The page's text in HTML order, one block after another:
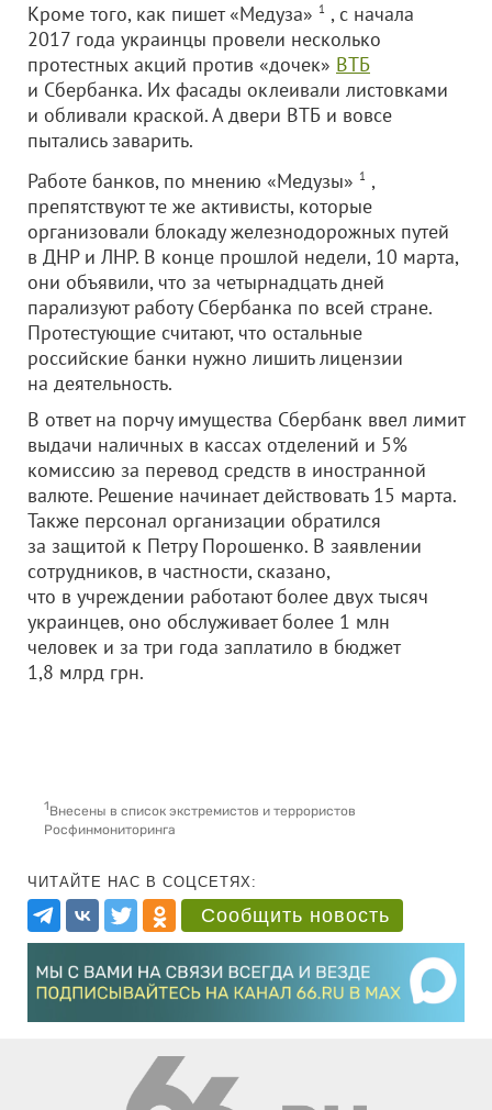
Кроме того, как пишет «Медуза» 1 , с начала
2017 года украинцы провели несколько
протестных акций против «дочек» ВТБ
и Сбербанка. Их фасады оклеивали листовками
и обливали краской. А двери ВТБ и вовсе
пытались заварить.
Работе банков, по мнению «Медузы» 1 ,
препятствуют те же активисты, которые
организовали блокаду железнодорожных путей
в ДНР и ЛНР. В конце прошлой недели, 10 марта,
они объявили, что за четырнадцать дней
парализуют работу Сбербанка по всей стране.
Протестующие считают, что остальные
российские банки нужно лишить лицензии
на деятельность.
В ответ на порчу имущества Сбербанк ввел лимит
выдачи наличных в кассах отделений и 5%
комиссию за перевод средств в иностранной
валюте. Решение начинает действовать 15 марта.
Также персонал организации обратился
за защитой к Петру Порошенко. В заявлении
сотрудников, в частности, сказано,
что в учреждении работают более двух тысяч
украинцев, оно обслуживает более 1 млн
человек и за три года заплатило в бюджет
1,8 млрд грн.
1Внесены в список экстремистов и террористов
Росфинмониторинга
ЧИТАЙТЕ НАС В СОЦСЕТЯХ:
Сообщить новость